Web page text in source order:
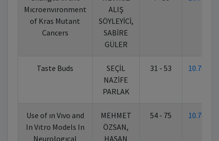
Mıcroenvıronment
of Kras Mutant
Cancers
ALIŞ
SÖYLEYİCİ,
SABİRE
GÜLER
Taste Buds
SEÇİL
NAZİFE
PARLAK
31 - 53
Use of ın Vıvo and
In Vıtro Models In
Neurologıcal
MEHMET
ÖZSAN,
HASAN
54 - 75